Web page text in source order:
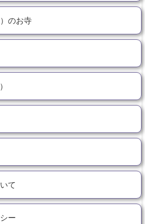
のお寺
て
ー